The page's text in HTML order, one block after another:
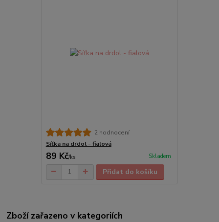
2 hodnocení
Síťka na drdol - fialová
89 Kč/ks Skladem
Přidat do košíku
Zboží zařazeno v kategoriích